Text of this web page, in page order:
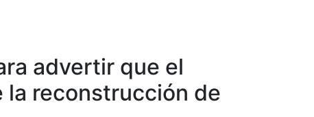
advertir que el
la reconstrucción de